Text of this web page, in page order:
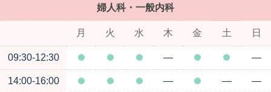
婦人科・一般内科
月 火 水 木 金 土 日
09:30-12:30 ― ―
14:00-16:00 ― ― ―